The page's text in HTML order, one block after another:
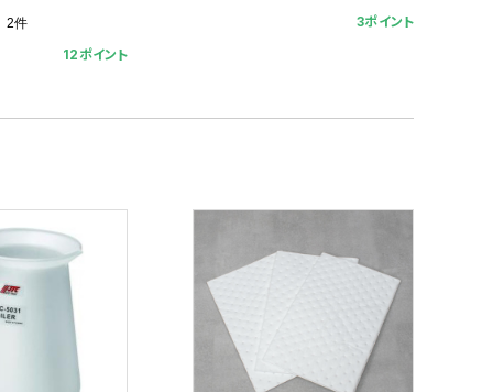
2件
12ポイント
3ポイント